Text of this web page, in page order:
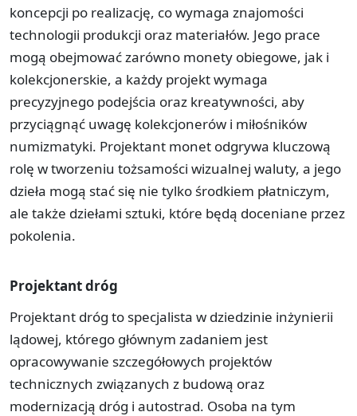
koncepcji po realizację, co wymaga znajomości
technologii produkcji oraz materiałów. Jego prace
mogą obejmować zarówno monety obiegowe, jak i
kolekcjonerskie, a każdy projekt wymaga
precyzyjnego podejścia oraz kreatywności, aby
przyciągnąć uwagę kolekcjonerów i miłośników
numizmatyki. Projektant monet odgrywa kluczową
rolę w tworzeniu tożsamości wizualnej waluty, a jego
dzieła mogą stać się nie tylko środkiem płatniczym,
ale także dziełami sztuki, które będą doceniane przez
pokolenia.
Projektant dróg
Projektant dróg to specjalista w dziedzinie inżynierii
lądowej, którego głównym zadaniem jest
opracowywanie szczegółowych projektów
technicznych związanych z budową oraz
modernizacją dróg i autostrad. Osoba na tym